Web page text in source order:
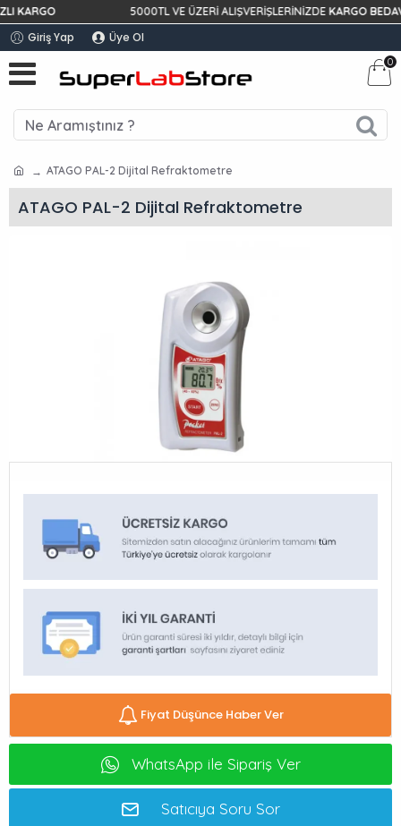
5000TL VE ÜZERİ ALIŞVERİŞLERİNİZDEKARGO BEDAVA!
Giriş Yap Üye Ol
0
ATAGO PAL-2 Dijital Refraktometre
ATAGO PAL-2 Dijital Refraktometre
Fiyat Düşünce Haber Ver
WhatsApp ile Sipariş Ver
Satıcıya Soru Sor